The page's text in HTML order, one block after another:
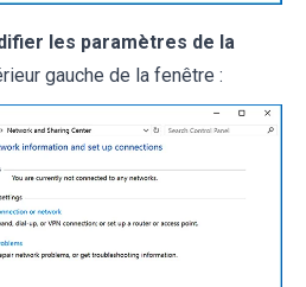
les paramètres de la
gauche de la fenêtre :